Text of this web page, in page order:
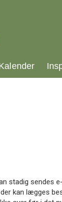
stadig sendes
kan lægges